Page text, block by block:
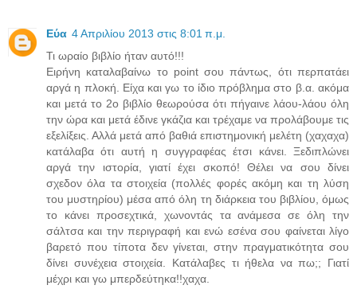
Εύα 4 Απριλίου 2013 στις 8:01 π.μ.
Τι ωραίο βιβλίο ήταν αυτό!!!
Ειρήνη καταλαβαίνω το point σου πάντως, ότι περπατάει
αργά η πλοκή. Είχα και γω το ίδιο πρόβλημα στο β.α. ακόμα
και μετά το 2ο βιβλίο θεωρούσα ότι πήγαινε λάου-λάου όλη
την ώρα και μετά έδινε γκάζια και τρέχαμε να προλάβουμε τις
εξελίξεις. Αλλά μετά από βαθιά επιστημονική μελέτη (χαχαχα)
κατάλαβα ότι αυτή η συγγραφέας έτσι κάνει. Ξεδιπλώνει
αργά την ιστορία, γιατί έχει σκοπό! Θέλει να σου δίνει
σχεδον όλα τα στοιχεία (πολλές φορές ακόμη και τη λύση
του μυστηρίου) μέσα από όλη τη διάρκεια του βιβλίου, όμως
το κάνει προσεχτικά, χωνοντάς τα ανάμεσα σε όλη την
σάλτσα και την περιγραφή και ενώ εσένα σου φαίνεται λίγο
βαρετό που τίποτα δεν γίνεται, στην πραγματικότητα σου
δίνει συνέχεια στοιχεία. Κατάλαβες τι ήθελα να πω;; Γιατί
μέχρι και γω μπερδεύτηκα!!χαχα.